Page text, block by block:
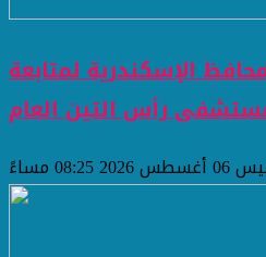
الإسكندرية لمتابعة
رأس التين العام
08:25 مساءً